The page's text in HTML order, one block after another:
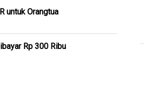
untuk Orangtua
Rp 300 Ribu